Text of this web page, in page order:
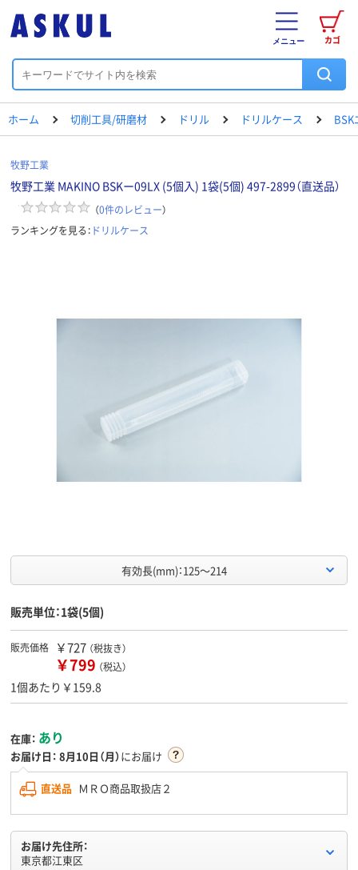
カゴ
メニュー
ホーム 切削工具/研磨材 ドリル ドリルケース BSK
牧野工業
牧野工業 MAKINO BSKー09LX (5個入) 1袋(5個) 497-2899（直送品）
（0件のレビュー）
ランキングを見る： ドリルケース
有効長(mm)：125～214
販売単位：1袋(5個)
販売価格 ￥727 （税抜き）
￥799 （税込）
1個あたり￥159.8
在庫： あり
お届け日： 8月10日（月）にお届け
直送品 ＭＲＯ商品取扱店２
お届け先住所：
東京都江東区